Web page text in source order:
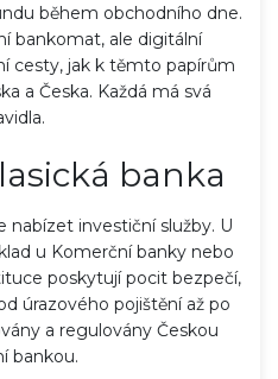
během obchodního dne.
bankomat, ale digitální
cesty, jak k těmto papírům
a Česka. Každá má svá
banka
nabízet investiční služby. U
u Komerční banky nebo
poskytují pocit bezpečí,
úrazového pojištění až po
a regulovány Českou
bankou.